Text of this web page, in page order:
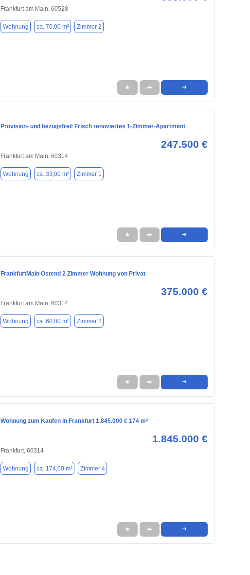
Frankfurt am Main, 60528
Wohnung ca. 70,00 m² Zimmer 2
★ ➦ ➜
Provision- und bezugsfrei! Frisch renoviertes 1‑Zimmer‑Apartment
247.500 €
Frankfurt am Main, 60314
Wohnung ca. 33,00 m² Zimmer 1
★ ➦ ➜
FrankfurtMain Ostend 2 Zimmer Wohnung von Privat
375.000 €
Frankfurt am Main, 60314
Wohnung ca. 60,00 m² Zimmer 2
★ ➦ ➜
Wohnung zum Kaufen in Frankfurt 1.845.000 € 174 m²
1.845.000 €
Frankfurt, 60314
Wohnung ca. 174,00 m² Zimmer 4
★ ➦ ➜